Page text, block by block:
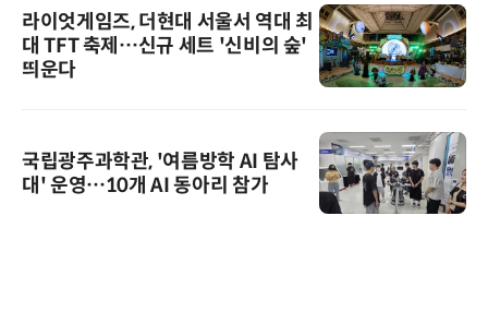
라이엇게임즈, 더현대 서울서 역대 최
대 TFT 축제…신규 세트 '신비의 숲'
띄운다
국립광주과학관, '여름방학 AI 탐사
대' 운영…10개 AI 동아리 참가